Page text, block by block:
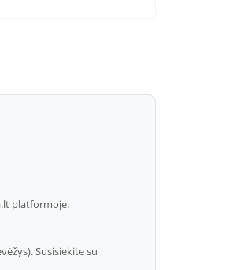
platformoje.
Susisiekite su